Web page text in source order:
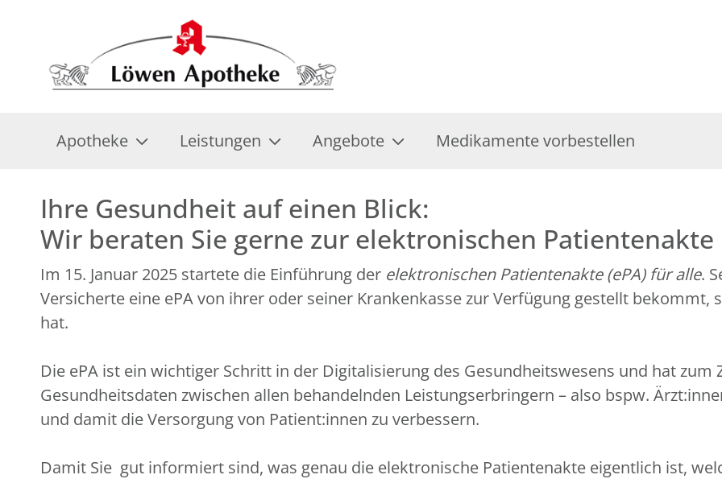
Apotheke Leistungen Angebote Medikamente vorbestellen
Ihre Gesundheit auf einen Blick:
Wir beraten Sie gerne zur elektronischen Patientenakte
Im 15. Januar 2025 startete die Einführung der elektronischen Patientenakte (ePA) für alle.
Versicherte eine ePA von ihrer oder seiner Krankenkasse zur Verfügung gestellt
hat.
Die ePA ist ein wichtiger Schritt in der Digitalisierung des Gesundheitswesens und hat zum
Gesundheitsdaten zwischen allen behandelnden Leistungserbringern – also bspw.
und damit die Versorgung von Patient:innen zu verbessern.
Damit Sie gut informiert sind, was genau die elektronische Patientenakte eigentlich ist,